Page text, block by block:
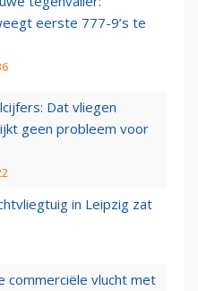
eerste 777-9’s te
Dat vliegen
geen probleem voor
in Leipzig zat
commerciële vlucht met